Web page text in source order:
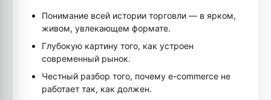
Понимание всей истории торговли — в ярком,
живом, увлекающем формате.
Глубокую картину того, как устроен
современный рынок.
Честный разбор того, почему e-commerce не
работает так, как должен.